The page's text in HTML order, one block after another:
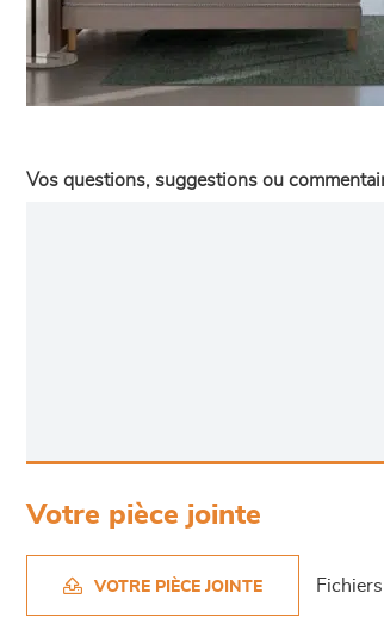
Vos questions, suggestions ou
Votre pièce jointe
VOTRE PIÈCE JOINTE